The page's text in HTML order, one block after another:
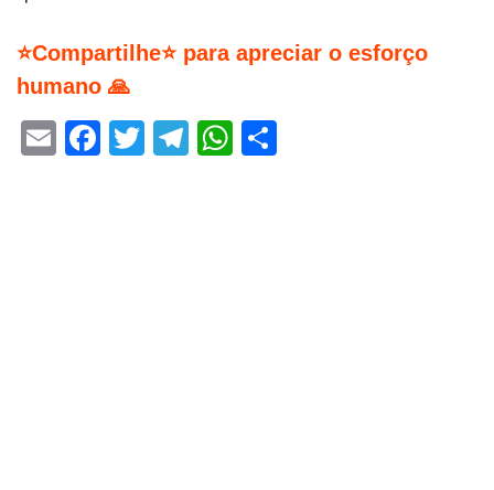
⭐Compartilhe⭐ para apreciar o esforço
humano 🙏
EmailFacebook
Twitter
Telegram
WhatsApp